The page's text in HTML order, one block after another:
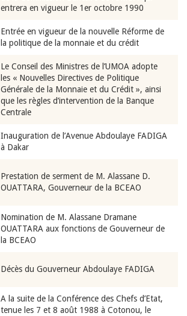
entrera en vigueur le 1er octobre 1990
Entrée en vigueur de la nouvelle Réforme de
la politique de la monnaie et du crédit
Le Conseil des Ministres de l’UMOA adopte
les « Nouvelles Directives de Politique
Générale de la Monnaie et du Crédit », ainsi
que les règles d’intervention de la Banque
Centrale
Inauguration de l’Avenue Abdoulaye FADIGA
à Dakar
Prestation de serment de M. Alassane D.
OUATTARA, Gouverneur de la BCEAO
Nomination de M. Alassane Dramane
OUATTARA aux fonctions de Gouverneur de
la BCEAO
Décès du Gouverneur Abdoulaye FADIGA
A la suite de la Conférence des Chefs d’Etat,
tenue les 7 et 8 août 1988 à Cotonou, le